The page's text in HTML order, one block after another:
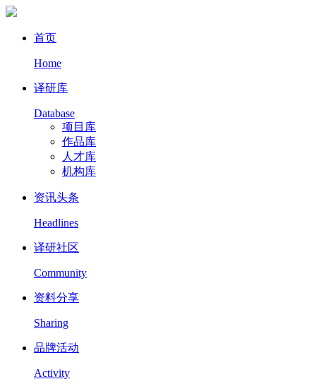
首页
Home
译研库
Database
项目库
作品库
人才库
机构库
资讯头条
Headlines
译研社区
Community
资料分享
Sharing
品牌活动
Activity